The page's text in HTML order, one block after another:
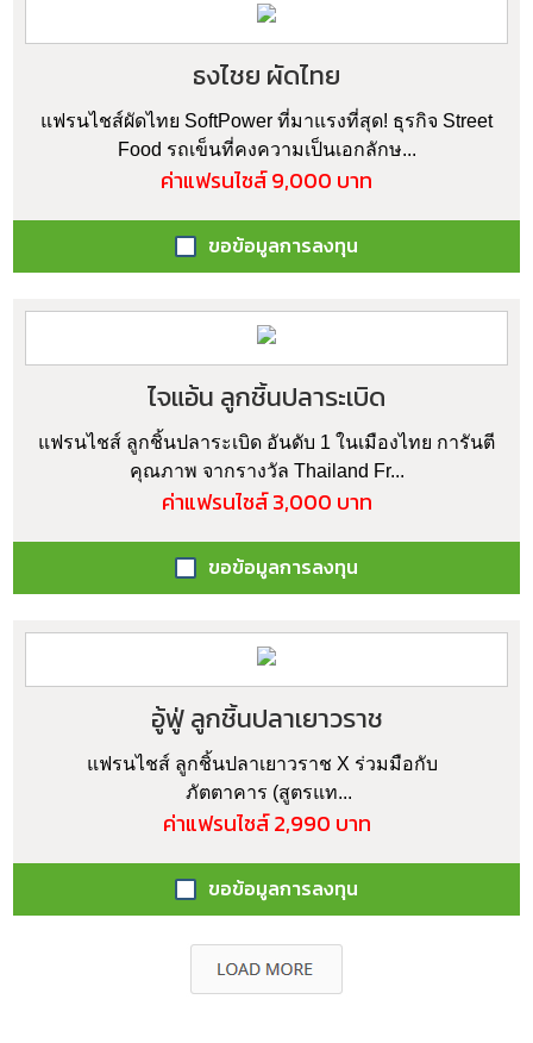
ธงไชย ผัดไทย
แฟรนไชส์ผัดไทย SoftPower ที่มาแรงที่สุด! ธุรกิจ Street
Food รถเข็นที่คงความเป็นเอกลักษ...
ค่าแฟรนไชส์ 9,000 บาท
ขอข้อมูลการลงทุน
ไจแอ้น ลูกชิ้นปลาระเบิด
แฟรนไชส์ ลูกชิ้นปลาระเบิด อันดับ 1 ในเมืองไทย การันตี
คุณภาพ จากรางวัล Thailand Fr...
ค่าแฟรนไชส์ 3,000 บาท
ขอข้อมูลการลงทุน
อู้ฟู่ ลูกชิ้นปลาเยาวราช
แฟรนไชส์ ลูกชิ้นปลาเยาวราช X ร่วมมือกับ
ภัตตาคาร (สูตรแท...
ค่าแฟรนไชส์ 2,990 บาท
ขอข้อมูลการลงทุน